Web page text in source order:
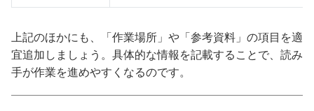
上記のほかにも、「作業場所」や「参考資料」の項目を適
宜追加しましょう。具体的な情報を記載することで、読み
手が作業を進めやすくなるのです。